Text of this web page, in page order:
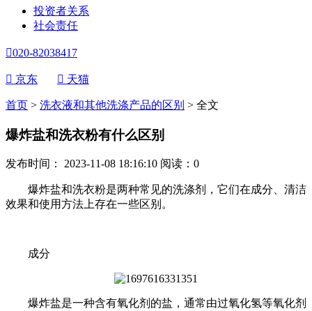
投资者关系
社会责任
020-82038417
 京东  天猫
首页 > 洗衣液和其他洗涤产品的区别 > 全文
爆炸盐和洗衣粉有什么区别
发布时间： 2023-11-08 18:16:10 阅读： 0
爆炸盐和洗衣粉是两种常见的洗涤剂，它们在成分、清洁
效果和使用方法上存在一些区别。
成分
爆炸盐是一种含有氧化剂的盐，通常由过氧化氢等氧化剂